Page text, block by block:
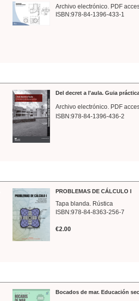
Archivo electrónico. PDF
ISBN:978-84-1396-433-1
Del decret a l'aula. Guia
Archivo electrónico. PDF
ISBN:978-84-1396-436-2
PROBLEMAS DE CÁLCULO I
Tapa blanda. Rústica
ISBN:978-84-8363-256-7
€2.00
Bocados de mar. Educación